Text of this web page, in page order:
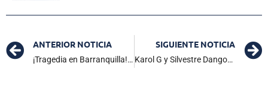
ANTERIOR NOTICIA
¡Tragedia en Barranquilla! Mueren cuatro personas al colapsar puente de la 30
SIGUIENTE NOTICIA
Karol G y Silvestre Dangond anunciaron colaboración musical